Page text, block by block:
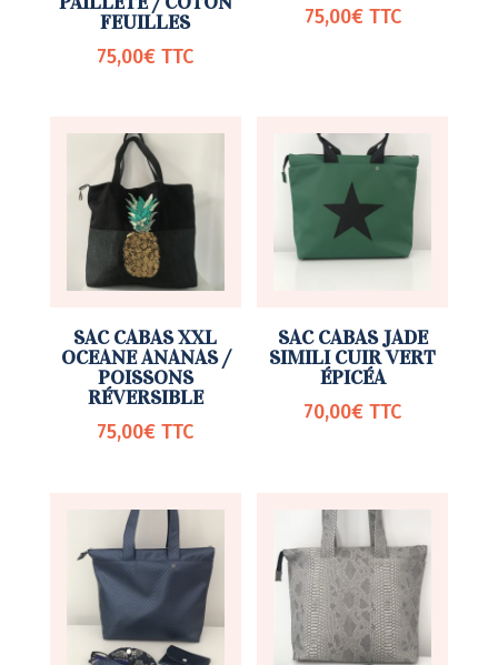
FEUILLES
75,00€ TTC
75,00€ TTC
SAC CABAS XXL
OCEANE ANANAS /
POISSONS
RÉVERSIBLE
75,00€ TTC
SAC CABAS JADE
SIMILI CUIR VERT
ÉPICÉA
70,00€ TTC